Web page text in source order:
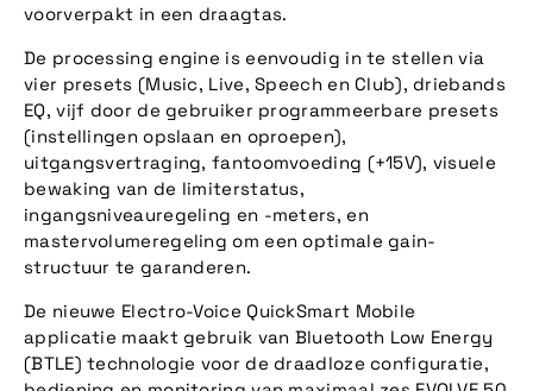
voorverpakt in een draagtas.
De processing engine is eenvoudig in te stellen via
vier presets (Music, Live, Speech en Club), driebands
EQ, vijf door de gebruiker programmeerbare presets
(instellingen opslaan en oproepen),
uitgangsvertraging, fantoomvoeding (+15V), visuele
bewaking van de limiterstatus,
ingangsniveauregeling en -meters, en
mastervolumeregeling om een optimale gain-
structuur te garanderen.
De nieuwe Electro-Voice QuickSmart Mobile
applicatie maakt gebruik van Bluetooth Low Energy
(BTLE) technologie voor de draadloze configuratie,